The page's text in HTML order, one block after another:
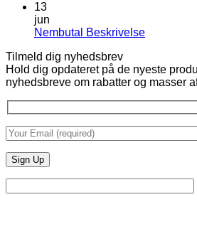
13
jun
Nembutal BeskrivelseIngen
Nembutal
Tilmeld dig nyhedsbrev
Hold dig opdateret på de nyeste
nyhedsbreve om rabatter og masser